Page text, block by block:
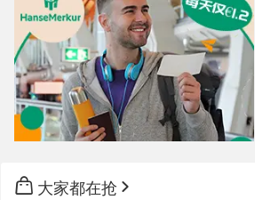
大家都在抢